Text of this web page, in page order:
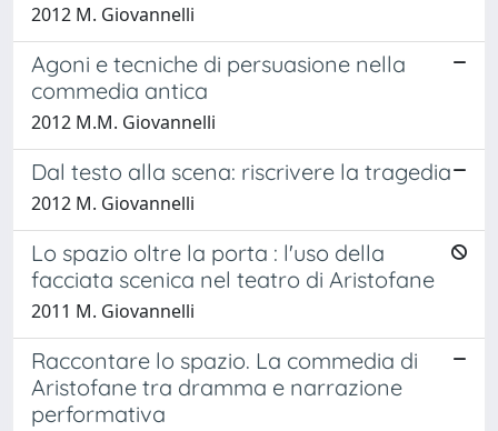
2012 M. Giovannelli
Agoni e tecniche di persuasione nella
commedia antica
2012 M.M. Giovannelli
Dal testo alla scena: riscrivere la tragedia
2012 M. Giovannelli
Lo spazio oltre la porta : l'uso della
facciata scenica nel teatro di Aristofane
2011 M. Giovannelli
Raccontare lo spazio. La commedia di
Aristofane tra dramma e narrazione
performativa